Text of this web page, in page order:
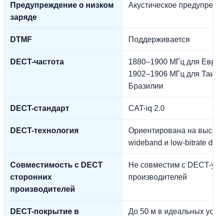
Предупреждение о низком
заряде
Акустическое
DTMF Поддерживается
DECT-частота
1880–1900 МГц для
1902–1906 МГц для
Бразилии
DECT-стандарт CAT-iq 2.0
DECT-технология
Ориентирована на
wideband и low-bitrate
Совместимость с DECT
сторонних
производителей
Не совместим с DECT-
производителей
DECT-покрытие в
До 50 м в идеальных